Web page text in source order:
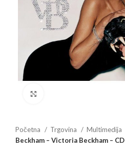
Početna Trgovina Multimedija
Beckham – Victoria Beckham – CD